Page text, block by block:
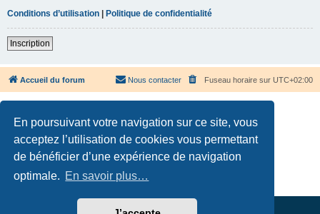
En poursuivant votre navigation sur ce site, vous
acceptez l’utilisation de cookies vous permettant
de bénéficier d’une expérience de navigation
optimale. En savoir plus…
Conditions d’utilisation
Politique de confidentialité
Inscription
Accueil du forum Fuseau horaire sur UTC+02:00
Nous contacter
Développé parphpBB® Forum Software © phpBB Limited
Confidentialité